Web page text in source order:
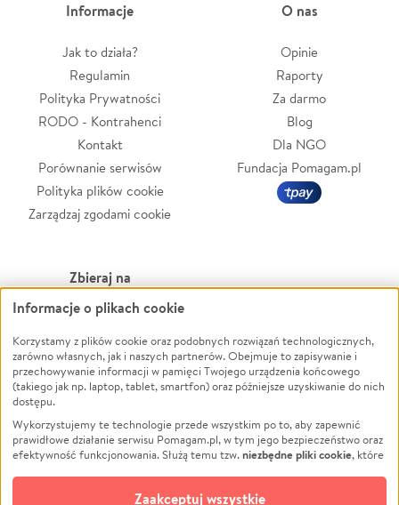
Informacje
Jak to działa?
Regulamin
Polityka Prywatności
RODO - Kontrahenci
Kontakt
Porównanie serwisów
Polityka plików cookie
Zarządzaj zgodami cookie
O nas
Opinie
Raporty
Za darmo
Blog
Dla NGO
Fundacja Pomagam.pl
Zbieraj na
Leczenie
Zwierzęta
Pożar
Ukraina
Pomoc Finansowa
Projekty
Pogrzeb
Powódź
Wichura
NGO
Edukacja
Podróż
Impreza
Informacje o plikach cookie
Korzystamy z plików cookie oraz podobnych rozwiązań technologicznych,
zarówno własnych, jak i naszych partnerów. Obejmuje to zapisywanie i
przechowywanie informacji w pamięci Twojego urządzenia końcowego
(takiego jak np. laptop, tablet, smartfon) oraz późniejsze uzyskiwanie do nich
dostępu.
Wykorzystujemy te technologie przede wszystkim po to, aby zapewnić
prawidłowe działanie serwisu Pomagam.pl, w tym jego bezpieczeństwo oraz
efektywność funkcjonowania. Służą temu tzw.niezbędne pliki cookie, które
opcjonalnych plików cookie
Zaakceptuj wszystkie